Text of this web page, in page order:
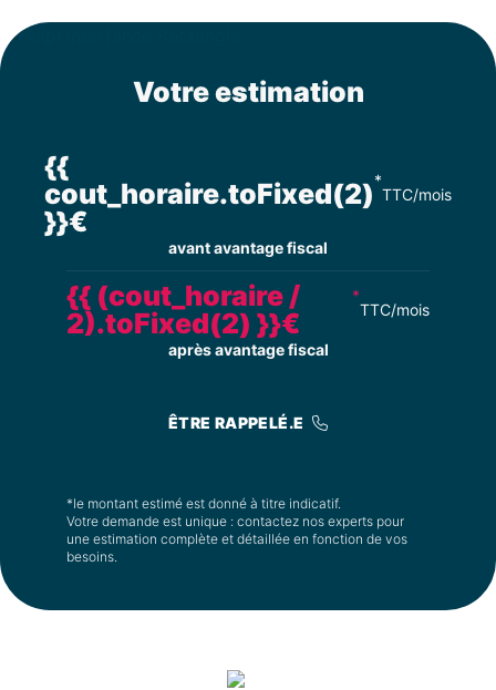
Votre estimation
{{
cout_horaire.toFixed(2)
}}€
*
TTC/mois
avant avantage fiscal
{{ (cout_horaire /
2).toFixed(2) }}€
*
TTC/mois
après avantage fiscal
ÊTRE RAPPELÉ.E
*le montant estimé est donné à titre indicatif.
Votre demande est unique : contactez nos experts pour
une estimation complète et détaillée en fonction de vos
besoins.